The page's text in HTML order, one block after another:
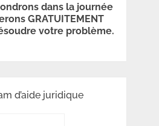
dans la journée
GRATUITEMENT
votre problème.
d’aide juridique